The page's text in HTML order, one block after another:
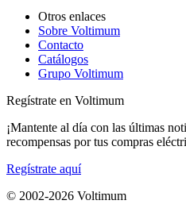
Otros enlaces
Sobre Voltimum
Contacto
Catálogos
Grupo Voltimum
Regístrate en Voltimum
¡Mantente al día con las últimas
recompensas por tus compras
Regístrate aquí
© 2002-2026 Voltimum